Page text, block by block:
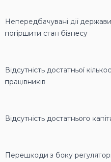
Непередбачувані дії
погіршити стан бізнесу
Відсутність достатньої
працівників
Відсутність достатнього
Перешкоди з боку